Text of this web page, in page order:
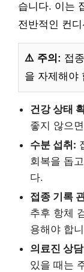
습니다. 이는
전반적인 컨
⚠️ 주의: 접
을 자제해야
건강 상태
좋지 않으
수분 섭취:
회복을 돕
다.
접종 기록
추후 항체
용해야 합
의료진 상
있을 때는